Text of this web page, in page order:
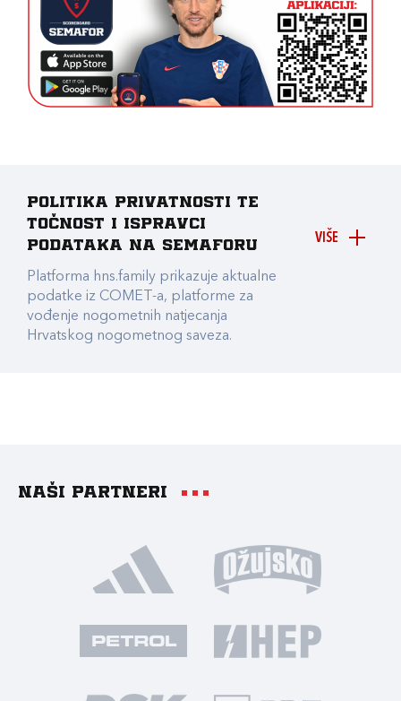
VIŠE
Politika privatnosti te
točnost i ispravci
podataka na Semaforu
Platforma hns.family prikazuje aktualne
podatke iz COMET-a, platforme za
vođenje nogometnih natjecanja
Hrvatskog nogometnog saveza.
Naši partneri